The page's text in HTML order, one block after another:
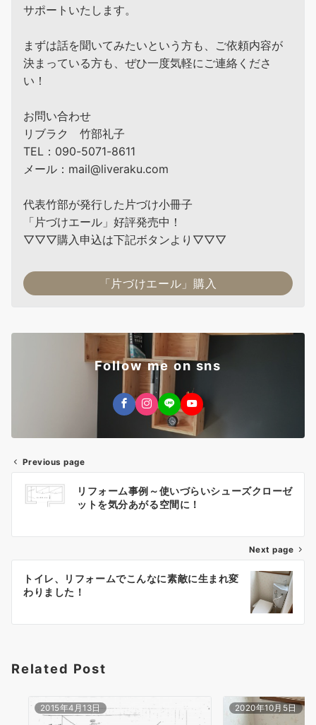
サポートいたします。
まずは話を聞いてみたいという方も、ご依頼内容が
決まっている方も、ぜひ一度気軽にご連絡くださ
い！
お問い合わせ
リブラク 竹部礼子
TEL：090-5071-8611
メール：mail@liveraku.com
代表竹部が発行した片づけ小冊子
「片づけエール」好評発売中！
▽▽▽購入申込は下記ボタンより▽▽▽
「片づけエール」購入
Follow me on sns
シ
ン
Previous page
リフォーム事例～使いづらいシューズクローゼ
ットを気分あがる空間に！
Next page
トイレ、リフォームでこんなに素敵に生まれ変
わりました！
Related Post
2015年4月13日 2020年10月5日